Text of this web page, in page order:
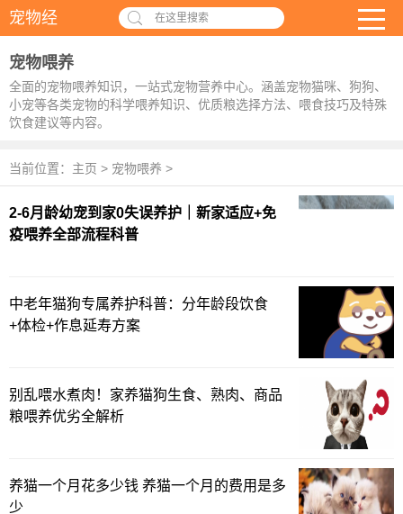
宠物经 在这里搜索
宠物喂养
全面的宠物喂养知识，一站式宠物营养中心。涵盖宠物猫咪、狗狗、
小宠等各类宠物的科学喂养知识、优质粮选择方法、喂食技巧及特殊
饮食建议等内容。
当前位置： 主页 > 宠物喂养 >
2-6月龄幼宠到家0失误养护｜新家适应+免
疫喂养全部流程科普
中老年猫狗专属养护科普：分年龄段饮食
+体检+作息延寿方案
别乱喂水煮肉！家养猫狗生食、熟肉、商品
粮喂养优劣全解析
养猫一个月花多少钱 养猫一个月的费用是多
少